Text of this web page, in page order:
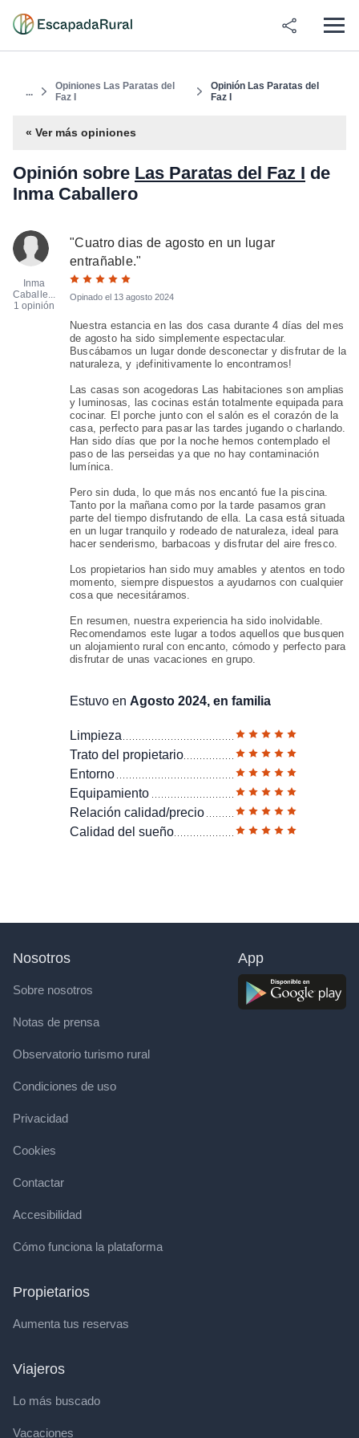
...
Opiniones Las Paratas del
Faz I
Opinión Las Paratas del
Faz I
« Ver más opiniones
Opinión sobre Las Paratas del Faz I de
Inma Caballero
Inma
Caballe...
1 opinión
"Cuatro dias de agosto en un lugar
entrañable."
Opinado el 13 agosto 2024
Nuestra estancia en las dos casa durante 4 días del mes
de agosto ha sido simplemente espectacular.
Buscábamos un lugar donde desconectar y disfrutar de la
naturaleza, y ¡definitivamente lo encontramos!
Las casas son acogedoras Las habitaciones son amplias
y luminosas, las cocinas están totalmente equipada para
cocinar. El porche junto con el salón es el corazón de la
casa, perfecto para pasar las tardes jugando o charlando.
Han sido días que por la noche hemos contemplado el
paso de las perseidas ya que no hay contaminación
lumínica.
Pero sin duda, lo que más nos encantó fue la piscina.
Tanto por la mañana como por la tarde pasamos gran
parte del tiempo disfrutando de ella. La casa está situada
en un lugar tranquilo y rodeado de naturaleza, ideal para
hacer senderismo, barbacoas y disfrutar del aire fresco.
Los propietarios han sido muy amables y atentos en todo
momento, siempre dispuestos a ayudarnos con cualquier
cosa que necesitáramos.
En resumen, nuestra experiencia ha sido inolvidable.
Recomendamos este lugar a todos aquellos que busquen
un alojamiento rural con encanto, cómodo y perfecto para
disfrutar de unas vacaciones en grupo.
Estuvo en Agosto 2024, en familia
Limpieza
Trato del propietario
Entorno
Equipamiento
Relación calidad/precio
Calidad del sueño
Nosotros
Sobre nosotros
Notas de prensa
Observatorio turismo rural
Condiciones de uso
Privacidad
Cookies
Contactar
Accesibilidad
Cómo funciona la plataforma
Propietarios
Aumenta tus reservas
Viajeros
Lo más buscado
Vacaciones
App